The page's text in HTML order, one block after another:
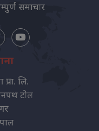
समाचार
लि.
टोल